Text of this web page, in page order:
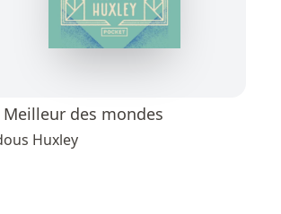
Meilleur des mondes
Huxley